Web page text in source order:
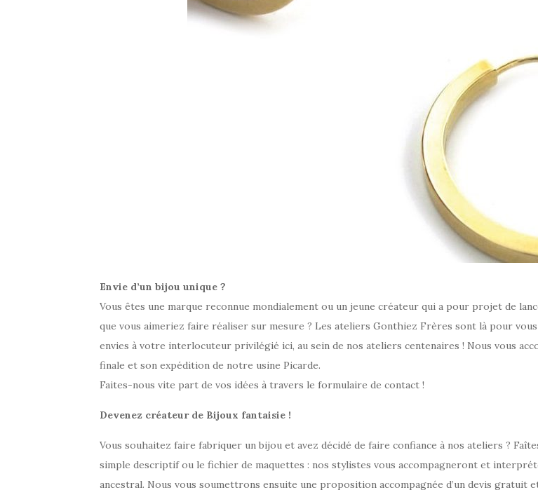
Envie d’un bijou unique ?
Vous êtes une marque reconnue mondialement ou un jeune créateur qui a pour projet de
que vous aimeriez faire réaliser sur mesure ? Les ateliers Gonthiez Frères sont là pour
envies à votre interlocuteur privilégié ici, au sein de nos ateliers centenaires ! Nous vous
finale et son expédition de notre usine Picarde.
Faites-nous vite part de vos idées à travers le formulaire de contact !
Devenez créateur de Bijoux fantaisie !
Vous souhaitez faire fabriquer un bijou et avez décidé de faire confiance à nos ateliers ?
simple descriptif ou le fichier de maquettes : nos stylistes vous accompagneront et
ancestral. Nous vous soumettrons ensuite une proposition accompagnée d’un devis